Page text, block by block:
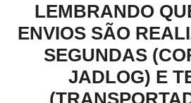
LEMBRANDO
ENVIOS SÃO
SEGUNDAS
JADLOG) E